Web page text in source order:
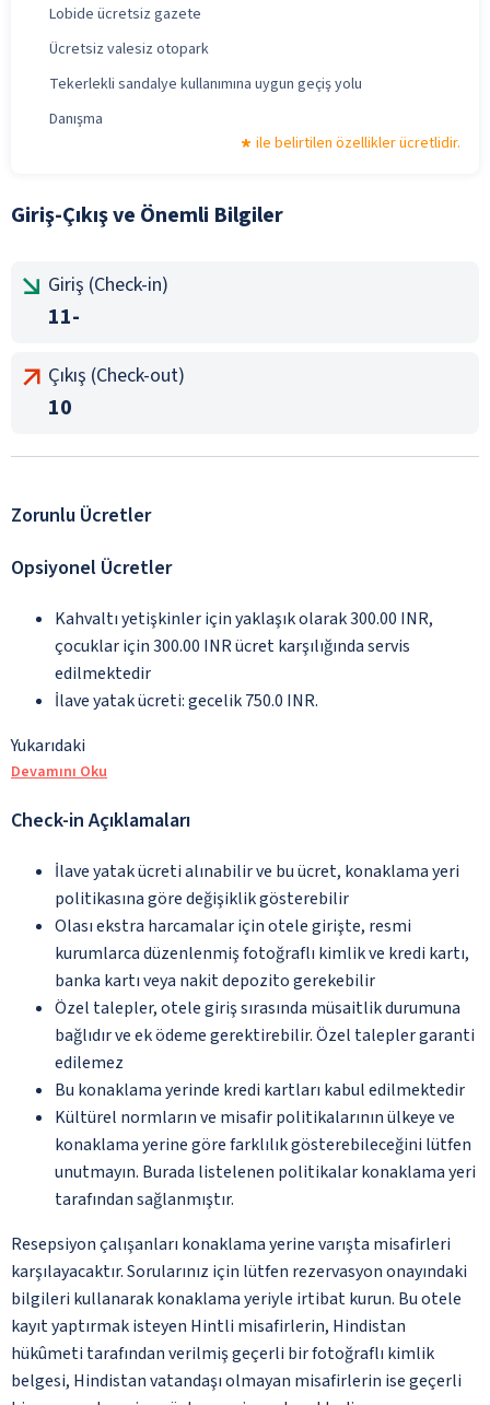
Lobide ücretsiz gazete
Ücretsiz valesiz otopark
Tekerlekli sandalye kullanımına uygun geçiş yolu
Danışma
ile belirtilen özellikler ücretlidir.
Giriş-Çıkış ve Önemli Bilgiler
Giriş (Check-in)
11-
Çıkış (Check-out)
10
Zorunlu Ücretler
Opsiyonel Ücretler
Kahvaltı yetişkinler için yaklaşık olarak 300.00 INR,
çocuklar için 300.00 INR ücret karşılığında servis
edilmektedir
İlave yatak ücreti: gecelik 750.0 INR.
Yukarıdaki
Devamını Oku
Check-in Açıklamaları
İlave yatak ücreti alınabilir ve bu ücret, konaklama yeri
politikasına göre değişiklik gösterebilir
Olası ekstra harcamalar için otele girişte, resmi
kurumlarca düzenlenmiş fotoğraflı kimlik ve kredi kartı,
banka kartı veya nakit depozito gerekebilir
Özel talepler, otele giriş sırasında müsaitlik durumuna
bağlıdır ve ek ödeme gerektirebilir. Özel talepler garanti
edilemez
Bu konaklama yerinde kredi kartları kabul edilmektedir
Kültürel normların ve misafir politikalarının ülkeye ve
konaklama yerine göre farklılık gösterebileceğini lütfen
unutmayın. Burada listelenen politikalar konaklama yeri
tarafından sağlanmıştır.
Resepsiyon çalışanları konaklama yerine varışta misafirleri
karşılayacaktır. Sorularınız için lütfen rezervasyon onayındaki
bilgileri kullanarak konaklama yeriyle irtibat kurun. Bu otele
kayıt yaptırmak isteyen Hintli misafirlerin, Hindistan
hükûmeti tarafından verilmiş geçerli bir fotoğraflı kimlik
belgesi, Hindistan vatandaşı olmayan misafirlerin ise geçerli